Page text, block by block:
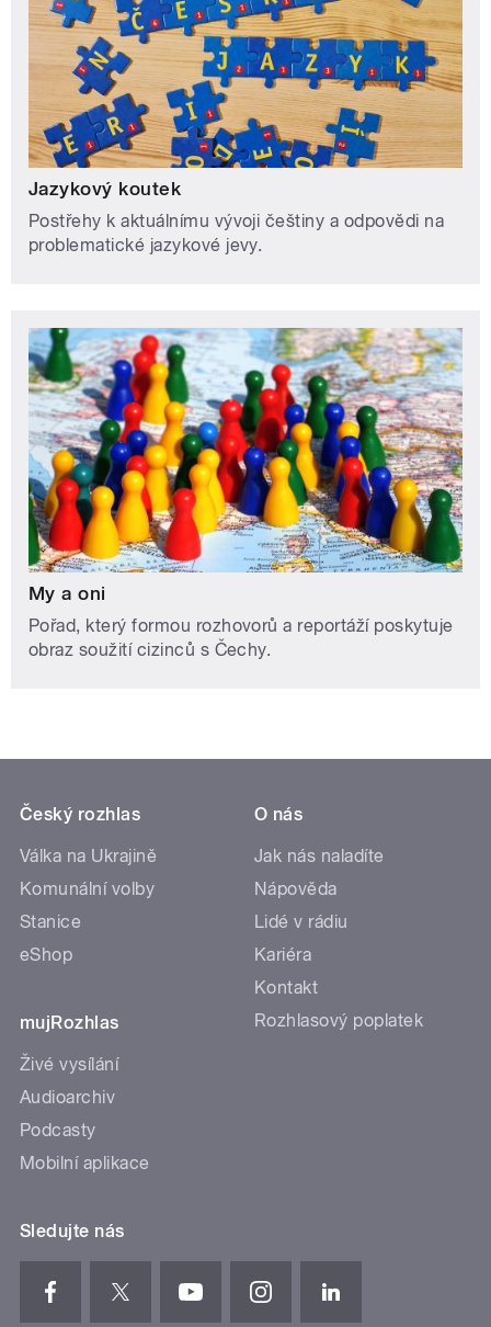
Jazykový koutek
Postřehy k aktuálnímu vývoji češtiny a odpovědi na
problematické jazykové jevy.
My a oni
Pořad, který formou rozhovorů a reportáží poskytuje
obraz soužití cizinců s Čechy.
Český rozhlas
Válka na Ukrajině
Komunální volby
Stanice
eShop
mujRozhlas
Živé vysílání
Audioarchiv
Podcasty
Mobilní aplikace
O nás
Jak nás naladíte
Nápověda
Lidé v rádiu
Kariéra
Kontakt
Rozhlasový poplatek
Sledujte nás